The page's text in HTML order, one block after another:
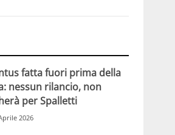
fatta fuori prima della
nessun rilancio, non
per Spalletti
2026